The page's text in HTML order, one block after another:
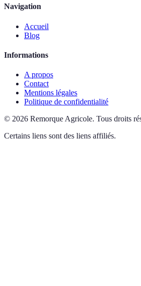
Navigation
Accueil
Blog
Informations
A propos
Contact
Mentions légales
Politique de confidentialité
© 2026 Remorque Agricole. Tous droits
Certains liens sont des liens affiliés.